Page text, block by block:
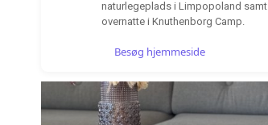
naturlegeplads i Limpopoland samt
overnatte i Knuthenborg Camp.
Besøg hjemmeside